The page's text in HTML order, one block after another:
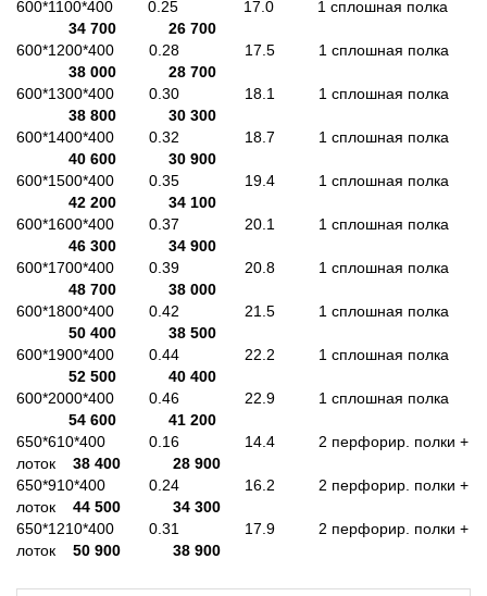
600*1100*400 0.25 17.0 1 сплошная полка
34 700
26 700
600*1200*400 0.28 17.5 1 сплошная полка
38 000
28 700
600*1300*400 0.30 18.1 1 сплошная полка
38 800
30 300
600*1400*400 0.32 18.7 1 сплошная полка
40 600
30 900
600*1500*400 0.35 19.4 1 сплошная полка
42 200
34 100
600*1600*400 0.37 20.1 1 сплошная полка
46 300
34 900
600*1700*400 0.39 20.8 1 сплошная полка
48 700
38 000
600*1800*400 0.42 21.5 1 сплошная полка
50 400
38 500
600*1900*400 0.44 22.2 1 сплошная полка
52 500
40 400
600*2000*400 0.46 22.9 1 сплошная полка
54 600
41 200
650*610*400 0.16 14.4 2 перфорир. полки +
лоток 38 400
28 900
650*910*400 0.24 16.2 2 перфорир. полки +
лоток 44 500
34 300
650*1210*400 0.31 17.9 2 перфорир. полки +
лоток 50 900 38 900